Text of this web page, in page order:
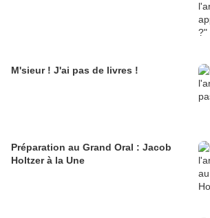
M'sieur ! J'ai pas de livres !
Préparation au Grand Oral : Jacob
Holtzer à la Une